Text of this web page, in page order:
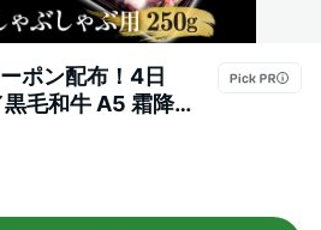
ポン配布！4日
毛和牛 A5 霜降
ース すき焼き用 し
肉 国産 霜降り すき
牛肉